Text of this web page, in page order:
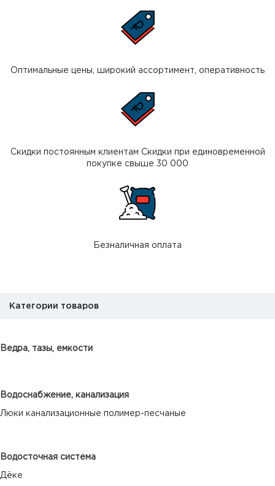
Оптимальные цены, широкий ассортимент, оперативность
Скидки постоянным клиентам Скидки при единовременной
покупке свыше 30 000
Безналичная оплата
Категории товаров
Ведра, тазы, емкости
Водоснабжение, канализация
Люки канализационные полимер-песчаные
Водосточная система
Дёке